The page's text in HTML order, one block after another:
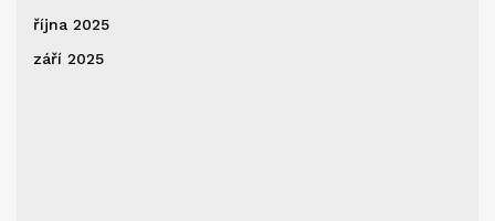
října 2025
září 2025